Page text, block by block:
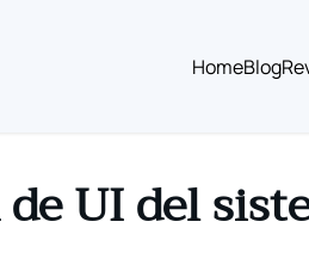
HomeBlog
UI del